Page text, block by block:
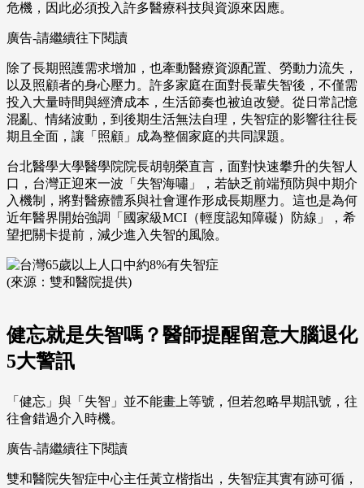
危機，因此必須投入許多醫療科技與資源來因應。
廣告-請繼續往下閱讀
除了長期照護需求增加，也牽動醫療資源配置、勞動力流失，
以及照顧者的身心壓力。許多家庭在面對長輩失智後，不僅需
投入大量時間與經濟成本，生活節奏也被迫改變。從日常記憶
混亂、情緒波動，到後期生活無法自理，失智症的影響往往長
期且全面，讓「照顧」成為整個家庭的共同課題。
台北醫學大學醫學院院長胡朝榮直言，面對快速攀升的失智人
口，台灣正迎來一波「失智海嘯」，若缺乏前端預防與中期介
入機制，將對醫療體系與社會運作形成長期壓力。這也是為何
近年醫界開始強調「國家級MCI（輕度認知障礙）防線」，希
望把關卡提前，減少進入失智的風險。
(來源：雙和醫院提供)
健忘就是失智嗎？醫師提醒留意大腦退化
5大警訊
「健忘」與「失智」並不能畫上等號，但若忽略早期訊號，往
往會錯過介入時機。
廣告-請繼續往下閱讀
雙和醫院失智症中心主任黃立楷指出，失智症其實有跡可循，